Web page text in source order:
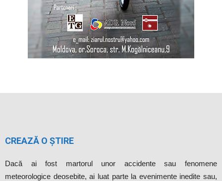
CREAZĂ O ȘTIRE
Dacă ai fost martorul unor accidente sau fenomene
meteorologice deosebite, ai luat parte la evenimente inedite sau,